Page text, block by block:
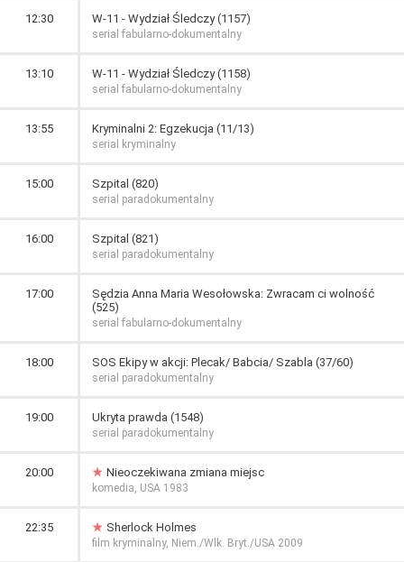
12:30 W-11 - Wydział Śledczy (1157)
serial fabularno-dokumentalny
13:10 W-11 - Wydział Śledczy (1158)
serial fabularno-dokumentalny
13:55 Kryminalni 2: Egzekucja (11/13)
serial kryminalny
15:00 Szpital (820)
serial paradokumentalny
16:00 Szpital (821)
serial paradokumentalny
17:00
Sędzia Anna Maria Wesołowska: Zwracam ci wolność
(525)
serial fabularno-dokumentalny
18:00 SOS Ekipy w akcji: Plecak/ Babcia/ Szabla (37/60)
serial paradokumentalny
19:00 Ukryta prawda (1548)
serial paradokumentalny
20:00 Nieoczekiwana zmiana miejsc
komedia, USA 1983
22:35 Sherlock Holmes
film kryminalny, Niem./Wlk. Bryt./USA 2009